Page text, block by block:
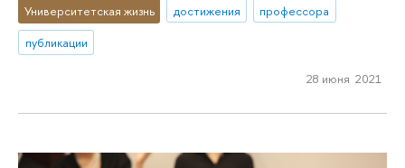
Университетская жизнь достижения
профессора
публикации
28 июня 2021